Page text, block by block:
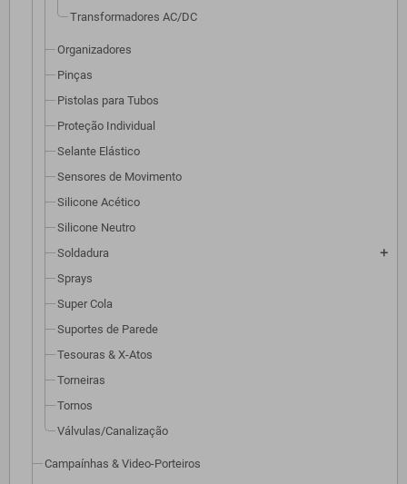
Transformadores AC/DC
Organizadores
Pinças
Pistolas para Tubos
Proteção Individual
Selante Elástico
Sensores de Movimento
Silicone Acético
Silicone Neutro
Soldadura
add
Sprays
Super Cola
Suportes de Parede
Tesouras & X-Atos
Torneiras
Tornos
Válvulas/Canalização
Campaínhas & Video-Porteiros